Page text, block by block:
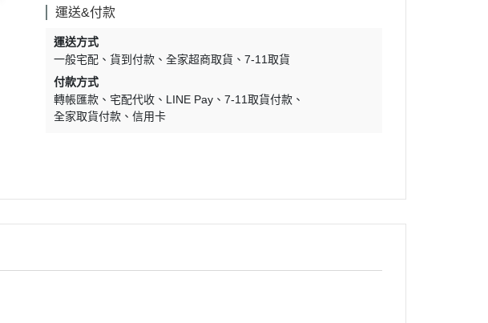
運送&付款
運送方式
一般宅配
貨到付款 全家超商取貨
7-11取貨
付款方式
轉帳匯款
宅配代收 LINE Pay
7-11取貨付款
全家取貨付款
信用卡